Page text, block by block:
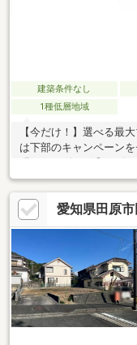
建築条件なし
1種低層地域
【今だけ！】選べる最
は下部のキャンペーン
ト不動産 ◇豊橋・豊川
トのお家、まとめてご
るお家は一度に見に行
ン」をプロが探します
不安」な方も一番おト
ところ」も正直に教え
ない「最高のお家」だけ
愛知県田原